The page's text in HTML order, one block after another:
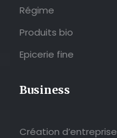
Régime
Produits bio
Epicerie fine
Business
Création d’entreprise